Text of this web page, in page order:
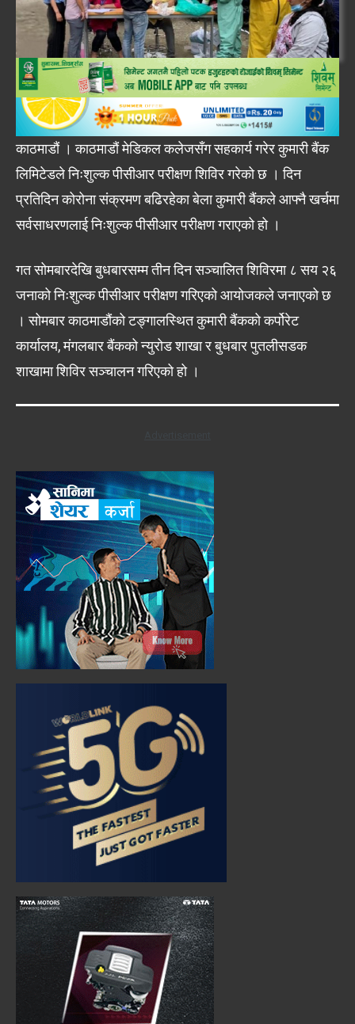
काठमाडौं । काठमाडौं मेडिकल कलेजसँग सहकार्य गरेर कुमारी बैंक
लिमिटेडले निःशुल्क पीसीआर परीक्षण शिविर गरेको छ । दिन
प्रतिदिन कोरोना संक्रमण बढिरहेका बेला कुमारी बैंकले आफ्नै खर्चमा
सर्वसाधरणलाई निःशुल्क पीसीआर परीक्षण गराएको हो ।
गत सोमबारदेखि बुधबारसम्म तीन दिन सञ्चालित शिविरमा ८ सय २६
जनाको निःशुल्क पीसीआर परीक्षण गरिएको आयोजकले जनाएको छ
। सोमबार काठमाडौंको टङ्गालस्थित कुमारी बैंकको कर्पोरेट
कार्यालय, मंगलबार बैंकको न्युरोड शाखा र बुधबार पुतलीसडक
शाखामा शिविर सञ्चालन गरिएको हो ।